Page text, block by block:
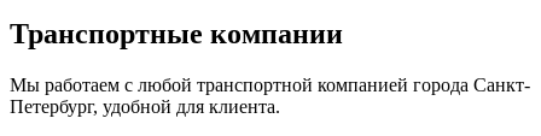
Транспортные компании
Мы работаем с любой транспортной компанией города Санкт-
Петербург, удобной для клиента.